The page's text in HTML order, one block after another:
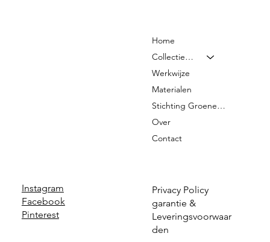
Instagram
Facebook
Pinterest
Privacy Policy
garantie &
Leveringsvoorwaar
den
Home
Collectie & Prijzen
Werkwijze
Materialen
Stichting Groene Graven
Over
Contact